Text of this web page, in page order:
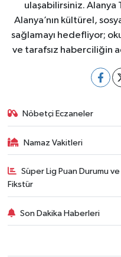
ulaşabilirsiniz. Alanya
Alanya’nın kültürel,
sağlamayı hedefliyor;
ve tarafsız haberciliğin
Nöbetçi Eczaneler
Namaz Vakitleri
Süper Lig Puan Durumu ve
Fikstür
Son Dakika Haberleri